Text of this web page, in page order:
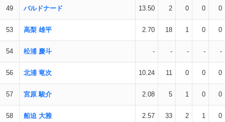
49 バルドナード 13.50 2 0 0 0
53 高梨 雄平 2.70 18 1 0 0
54 松浦 慶斗 - - - - -
56 北浦 竜次 10.24 11 0 0 0
57 宮原 駿介 2.08 5 1 0 0
58 船迫 大雅 2.57 33 2 1 0